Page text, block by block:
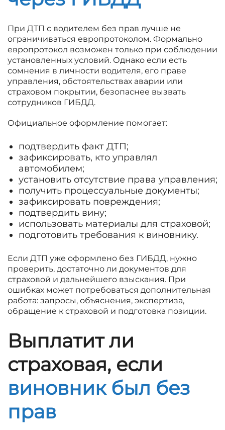
При ДТП с водителем без прав лучше не
ограничиваться европротоколом. Формально
европротокол возможен только при соблюдении
установленных условий. Однако если есть
сомнения в личности водителя, его праве
управления, обстоятельствах аварии или
страховом покрытии, безопаснее вызвать
сотрудников ГИБДД.
Официальное оформление помогает:
подтвердить факт ДТП;
зафиксировать, кто управлял
автомобилем;
установить отсутствие права управления;
получить процессуальные документы;
зафиксировать повреждения;
подтвердить вину;
использовать материалы для страховой;
подготовить требования к виновнику.
Если ДТП уже оформлено без ГИБДД, нужно
проверить, достаточно ли документов для
страховой и дальнейшего взыскания. При
ошибках может потребоваться дополнительная
работа: запросы, объяснения, экспертиза,
обращение к страховой и подготовка позиции.
Выплатит ли
страховая, если
виновник был без
прав